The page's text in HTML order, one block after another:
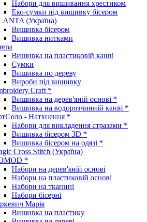
Набори для вишивання хрестиком
Еко-сумки під вишивку бісером
(Україна)
Вишивка бісером
Вишивка нитками
Вишивка на пластиковій канві
Сумки
Вишивка по дереву
Вироби під вишивку
Craft *
Вишивка на дерев'яній основі *
Вишивка на водорозчинній канві *
- Натхнення *
Набори для викладення стразами *
Вишивка бісером 3D *
Вишивка бісером на одязі *
Cross Stitch (Україна)
*
Набори на дерев'яній основі
Набори на пластиковій основі
Набори на тканині
Набори бісерні
Марія
Вишивка на пластику